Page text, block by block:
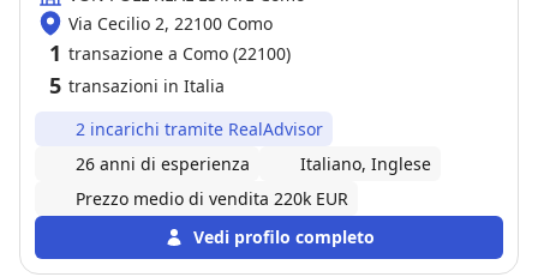
Via Cecilio 2, 22100 Como
1 transazione a Como (22100)
5 transazioni in Italia
2 incarichi tramite RealAdvisor
26 anni di esperienza
Italiano, Inglese
Prezzo medio di vendita 220k EUR
Vedi profilo completo